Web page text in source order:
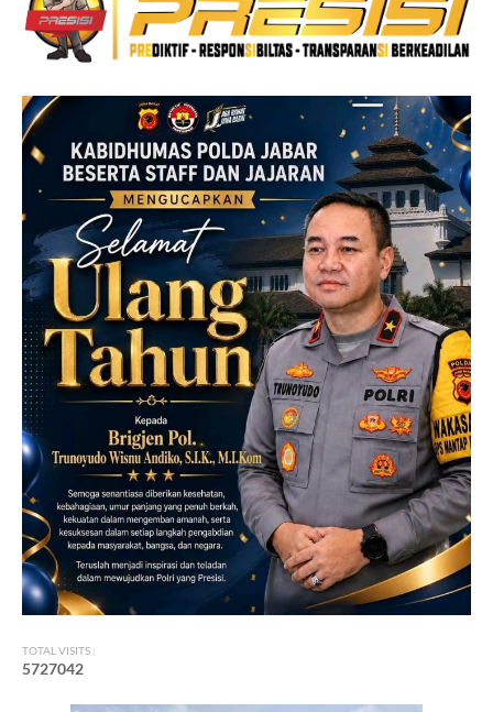
TOTAL VISITS :
5727042